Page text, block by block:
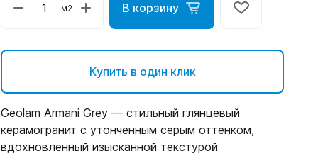
м2 В корзину
Купить в один клик
Geolam Armani Grey — стильный глянцевый
керамогранит с утонченным серым оттенком,
вдохновленный изысканной текстурой